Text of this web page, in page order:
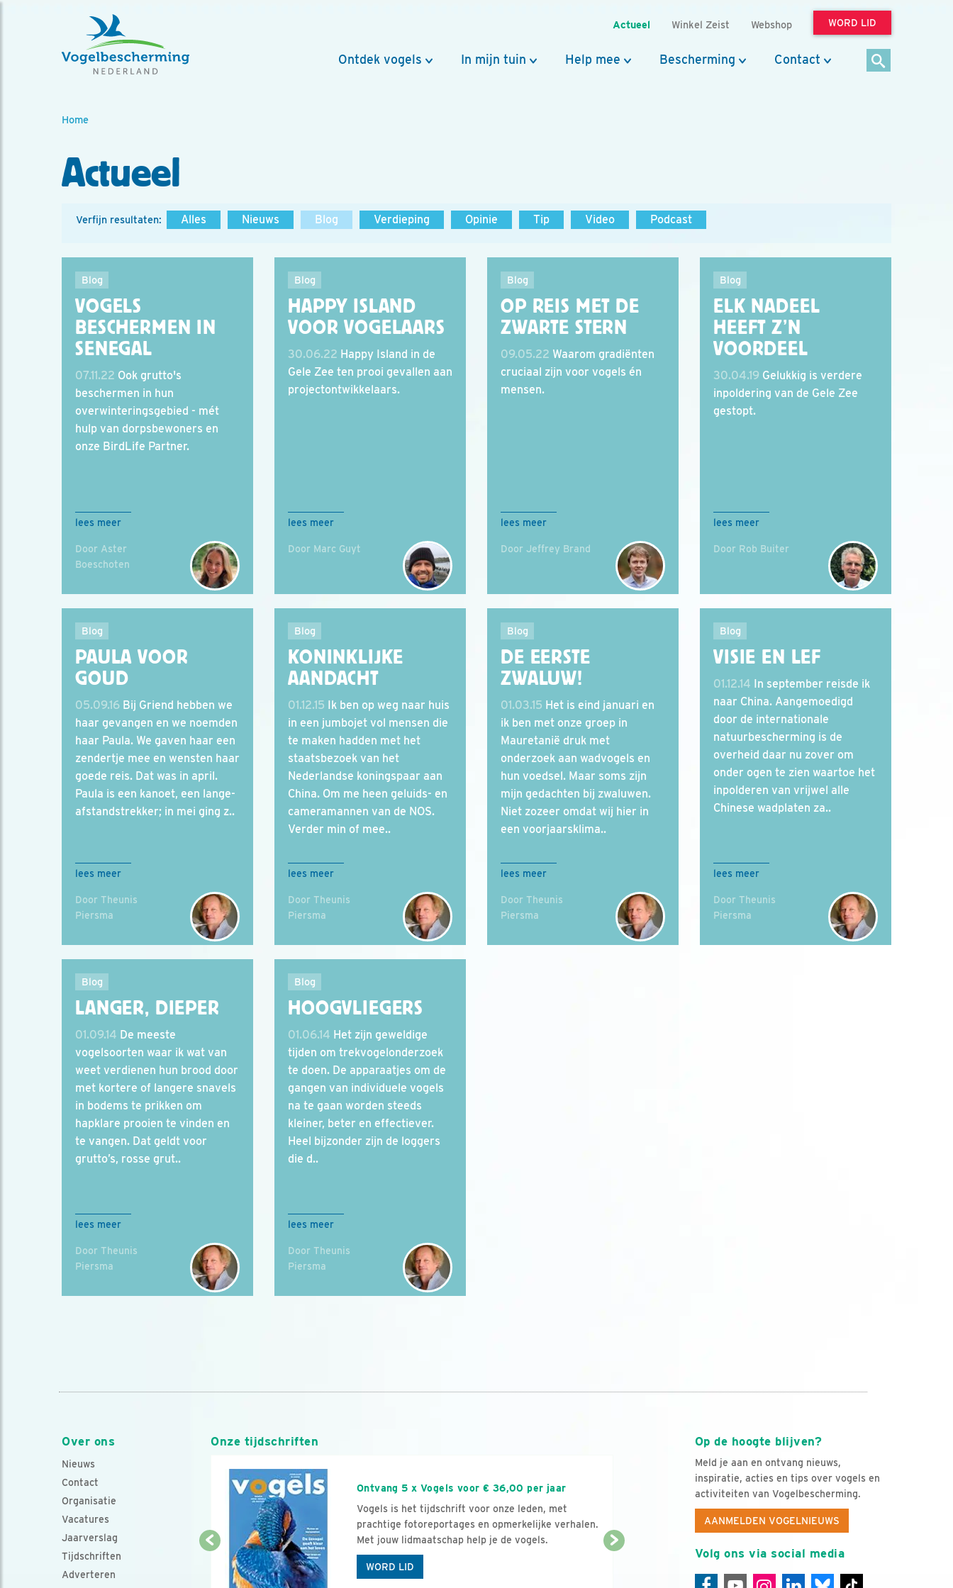
Actueel Winkel Zeist Webshop WORD LID
Ontdek vogels In mijn tuin Help mee Bescherming Contact
Home
Actueel
Verfijn resultaten: Alles Nieuws Blog Verdieping Opinie Tip Video Podcast
Blog
VOGELS
BESCHERMEN IN
SENEGAL
07.11.22 Ook grutto's
beschermen in hun
overwinteringsgebied - mét
hulp van dorpsbewoners en
onze BirdLife Partner.
lees meer
Door Aster
Boeschoten
Blog
HAPPY ISLAND
VOOR VOGELAARS
30.06.22 Happy Island in de
Gele Zee ten prooi gevallen aan
projectontwikkelaars.
lees meer
Door Marc Guyt
Blog
OP REIS MET DE
ZWARTE STERN
09.05.22 Waarom gradiënten
cruciaal zijn voor vogels én
mensen.
lees meer
Door Jeffrey Brand
Blog
ELK NADEEL
HEEFT Z’N
VOORDEEL
30.04.19 Gelukkig is verdere
inpoldering van de Gele Zee
gestopt.
lees meer
Door Rob Buiter
Blog
PAULA VOOR
GOUD
05.09.16 Bij Griend hebben we
haar gevangen en we noemden
haar Paula. We gaven haar een
zendertje mee en wensten haar
goede reis. Dat was in april.
Paula is een kanoet, een lange-
afstandstrekker; in mei ging z..
lees meer
Door Theunis
Piersma
Blog
KONINKLIJKE
AANDACHT
01.12.15 Ik ben op weg naar huis
in een jumbojet vol mensen die
te maken hadden met het
staatsbezoek van het
Nederlandse koningspaar aan
China. Om me heen geluids- en
cameramannen van de NOS.
Verder min of mee..
lees meer
Door Theunis
Piersma
Blog
DE EERSTE
ZWALUW!
01.03.15 Het is eind januari en
ik ben met onze groep in
Mauretanië druk met
onderzoek aan wadvogels en
hun voedsel. Maar soms zijn
mijn gedachten bij zwaluwen.
Niet zozeer omdat wij hier in
een voorjaarsklima..
lees meer
Door Theunis
Piersma
Blog
VISIE EN LEF
01.12.14 In september reisde ik
naar China. Aangemoedigd
door de internationale
natuurbescherming is de
overheid daar nu zover om
onder ogen te zien waartoe het
inpolderen van vrijwel alle
Chinese wadplaten za..
lees meer
Door Theunis
Piersma
Blog
LANGER, DIEPER
01.09.14 De meeste
vogelsoorten waar ik wat van
weet verdienen hun brood door
met kortere of langere snavels
in bodems te prikken om
hapklare prooien te vinden en
te vangen. Dat geldt voor
grutto’s, rosse grut..
lees meer
Door Theunis
Piersma
Blog
HOOGVLIEGERS
01.06.14 Het zijn geweldige
tijden om trekvogelonderzoek
te doen. De apparaatjes om de
gangen van individuele vogels
na te gaan worden steeds
kleiner, beter en effectiever.
Heel bijzonder zijn de loggers
die d..
lees meer
Door Theunis
Piersma
Over ons
Nieuws
Contact
Organisatie
Vacatures
Jaarverslag
Tijdschriften
Adverteren
Op de hoogte blijven?
Meld je aan en ontvang nieuws,
inspiratie, acties en tips over vogels en
activiteiten van Vogelbescherming.
AANMELDEN VOGELNIEUWS
Volg ons via social media
Onze tijdschriften
Ontvang 5 x Vogels voor € 36,00 per jaar
Vogels is het tijdschrift voor onze leden, met
prachtige fotoreportages en opmerkelijke verhalen.
Met jouw lidmaatschap help je de vogels.
WORD LID